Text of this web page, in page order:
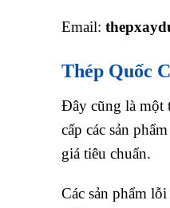
Email:
Thép Quốc
Đây cũng là một
cấp các sản
giá tiêu chuẩn.
Các sản phẩm